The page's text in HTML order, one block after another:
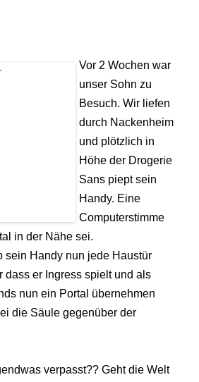
Vor 2 Wochen war
unser Sohn zu
Besuch. Wir liefen
durch Nackenheim
und plötzlich in
Höhe der Drogerie
Sans piept sein
Handy. Eine
Computerstimme
in der Nähe sei.
sein Handy nun jede Haustür
dass er Ingress spielt und als
nun ein Portal übernehmen
die Säule gegenüber der
verpasst?? Geht die Welt